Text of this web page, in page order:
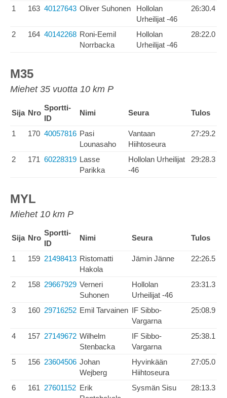
1 163 40127643 Oliver Suhonen
Hollolan
Urheilijat -46
26:30.4
2 164 40142268 Roni-Eemil
Norrbacka
Hollolan
Urheilijat -46
28:22.0
M35
Miehet 35 vuotta 10 km P
Sija Nro
Sportti-
ID
Nimi Seura Tulos
1 170 40057816 Pasi
Lounasaho
Vantaan
Hiihtoseura
27:29.2
2 171 60228319 Lasse
Parikka
Hollolan Urheilijat
-46
29:28.3
MYL
Miehet 10 km P
Sija Nro
Sportti-
ID
Nimi Seura Tulos
1 159 21498413 Ristomatti
Hakola
Jämin Jänne 22:26.5
2 158 29667929 Verneri
Suhonen
Hollolan
Urheilijat -46
23:31.3
3 160 29716252 Emil Tarvainen IF Sibbo-
Vargarna
25:08.9
4 157 27149672 Wilhelm
Stenbacka
IF Sibbo-
Vargarna
25:38.1
5 156 23604506 Johan
Wejberg
Hyvinkään
Hiihtoseura
27:05.0
6 161 27601152 Erik
Sysmän Sisu 28:13.3